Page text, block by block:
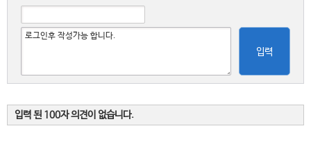
입력
입력 된 100자 의견이 없습니다.